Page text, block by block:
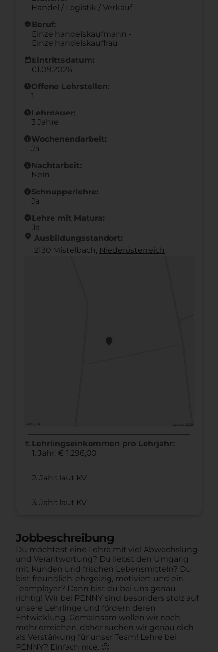
Handel / Logistik / Verkauf
schoolBeruf:
Einzelhandelskaufmann -
Einzelhandelskauffrau
calendar_month Eintrittsdatum:
01.09.2026
scheduleOffene Lehrstellen:
1
scheduleLehrdauer:
3 Jahre
infoWochenendarbeit:
Ja
infoNachtarbeit:
Nein
infoSchnupperlehre:
Ja
new_releasesLehre mit Matura:
Ja
location_on Ausbildungsstandort:
2130 Mistelbach, Nieder­österreich
euro Lehrlingseinkommen pro Lehrjahr:
1. Jahr: € 1.296,00
2. Jahr: laut KV
3. Jahr: laut KV
Jobbeschreibung
Du möchtest eine Lehre mit viel Abwechslung
und Verantwortung? Du liebst den Umgang
mit Kunden und frischen Lebensmitteln? Du
bist freundlich, ehrgeizig, motiviert und ein
Teamplayer? Dann bist du bei uns genau
richtig! Wir bei PENNY sind besonders stolz auf
unsere Lehrlinge und fördern deren
Entwicklung. Gemeinsam wollen wir noch
mehr erreichen, daher suchen wir genau dich
als Verstärkung für unser Team! Lehre bei
PENNY? Einfach nice. 🙂